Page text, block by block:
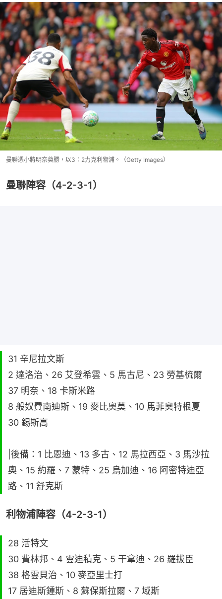
曼聯憑小將明奈奠勝，以3：2力克利物浦。（Getty Images）
曼聯陣容（4-2-3-1）
31 辛尼拉文斯
2 達洛治、26 艾登希雲、5 馬古尼、23 勞基梳爾
37 明奈、18 卡斯米路
8 般奴費南迪斯、19 麥比奧莫、10 馬菲奧特根夏
30 錫斯高
|後備：1 比恩迪、13 多古、12 馬拉西亞、3 馬沙拉
奧、15 約羅、7 蒙特、25 烏加迪、16 阿密特迪亞
路、11 舒克斯
利物浦陣容（4-2-3-1）
28 活特文
30 費林邦、4 雲迪積克、5 干拿迪、26 羅拔臣
38 格雲貝治、10 麥亞里士打
17 居迪斯鍾斯、8 蘇保斯拉爾、7 域斯